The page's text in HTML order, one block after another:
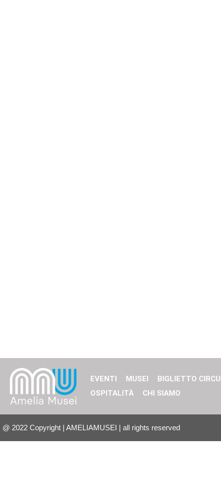
EVENTI MUSEI BIGLIETTO
OSPITALITÀ
CHI SIAMO
@ 2022 Copyright | AMELIAMUSEI | all rights reserved